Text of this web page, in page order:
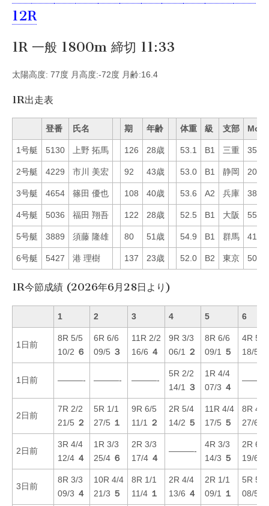
12R
1R 一般 1800m 締切 11:33
太陽高度: 77度 月高度:-72度 月齢:16.4
1R出走表
登番 氏名 期 年齢 体重 級 支部 Mo
1号艇 5130 上野 拓馬 126 28歳 53.1 B1 三重 35
2号艇 4229 市川 美宏 92 43歳 53.0 B1 静岡 20
3号艇 4654 篠田 優也 108 40歳 53.6 A2 兵庫 38
4号艇 5036 福田 翔吾 122 28歳 52.5 B1 大阪 55
5号艇 3889 須藤 隆雄 80 51歳 54.9 B1 群馬 41
6号艇 5427 港 理樹 137 23歳 52.0 B2 東京 50
1R今節成績 (2026年6月28日より)
1 2 3 4 5 6
1日前
8R 5/5
10/2 ６
6R 6/6
09/5 ３
11R 2/2
16/6 ４
9R 3/3
06/1
２
8R 6/6
09/1
５
4R 5/5
18/5
1日前 ———- ———- ———-
5R 2/2
14/1
３
1R 4/4
07/3 ４
2日前
7R 2/2
21/5 ２
5R 1/1
27/5 １
9R 6/5
11/1
２
2R 5/4
14/2 ５
11R 4/4
17/5 ５
8R 4/5
27/6
2日前
3R 4/4
12/4 ４
1R 3/3
25/4 ６
2R 3/3
17/4 ４
———-
4R 3/3
14/3 ５
2R 6/6
19/6
3日前
8R 3/3
09/3 ４
10R 4/4
21/3 ５
8R 1/1
11/4 １
2R 4/4
13/6 ４
2R 1/1
09/1
１
5R 5/5
08/5